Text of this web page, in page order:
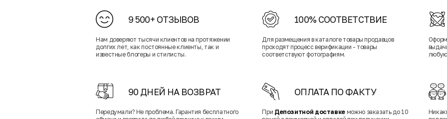
9 500+ ОТЗЫВОВ
Нам доверяют тысячи клиентов на протяжении
долгих лет, как постоянные клиенты, так и
известные блогеры и стилисты.
100% СООТВЕТСТВИЕ
Для размещения в каталоге товары продавцов
проходят процесс верификации - товары
соответствуют фотографиям.
90 ДНЕЙ НА ВОЗВРАТ
Передумали? Не проблема. Гарантия бесплатного
ОПЛАТА ПО ФАКТУ
При Депозитной доставке можно заказать до 10